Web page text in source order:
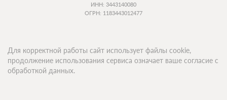
ИНН: 3443140080
ОГРН: 1183443012477
Для корректной работы сайт использует файлы cookie,
продолжение использования сервиса означает ваше согласие с
обработкой данных.